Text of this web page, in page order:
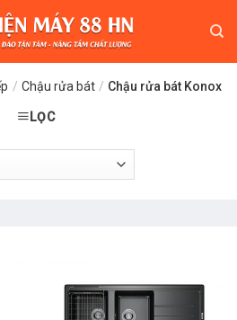
/ Chậu rửa bát / Chậu rửa bát Konox
LỌC